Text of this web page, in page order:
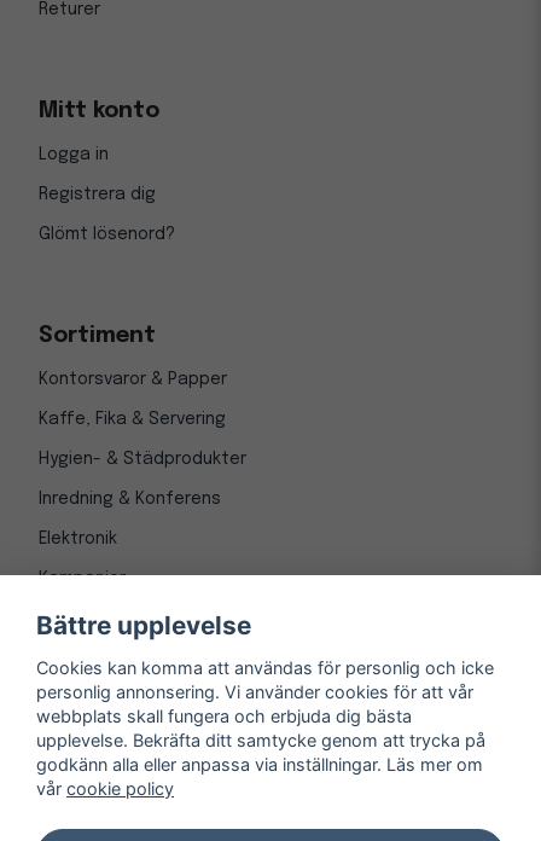
Returer
Mitt konto
Logga in
Registrera dig
Glömt lösenord?
Sortiment
Kontorsvaror & Papper
Kaffe, Fika & Servering
Hygien- & Städprodukter
Inredning & Konferens
Elektronik
Kampanjer
© Copyright 1997-2026
Bättre upplevelse
Cookies kan komma att användas för personlig och icke
personlig annonsering. Vi använder cookies för att vår
webbplats skall fungera och erbjuda dig bästa
upplevelse. Bekräfta ditt samtycke genom att trycka på
godkänn alla eller anpassa via inställningar. Läs mer om
vår cookie policy